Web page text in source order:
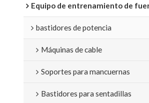
Equipo de entrenamiento de
bastidores de potencia
Máquinas de cable
Soportes para mancuernas
Bastidores para sentadillas